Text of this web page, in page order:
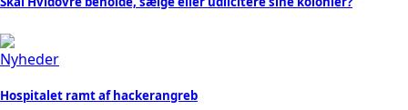
Nyheder
Hospitalet ramt af hackerangreb